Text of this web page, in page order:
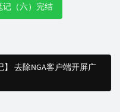
记（六）完结
】 去除NGA客户端开屏广